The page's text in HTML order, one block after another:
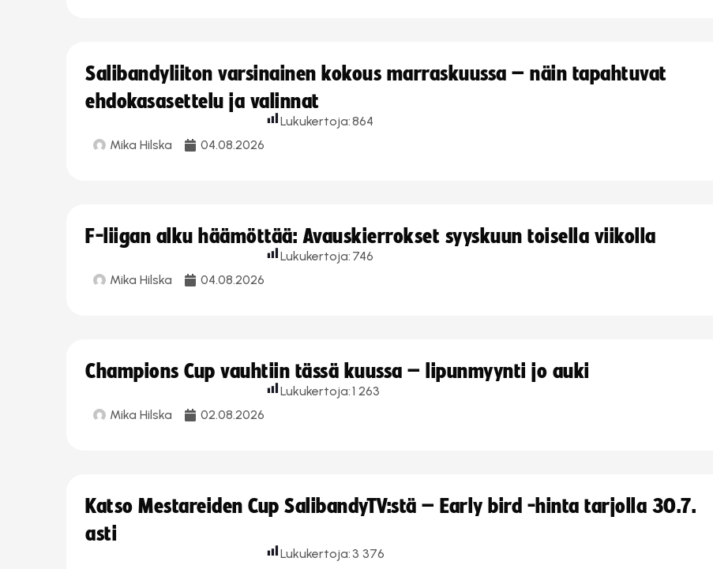
Salibandyliiton varsinainen kokous marraskuussa – näin tapahtuvat
ehdokasasettelu ja valinnat
Mika Hilska 04.08.2026
Lukukertoja:864
F-liigan alku häämöttää: Avauskierrokset syyskuun toisella viikolla
Mika Hilska 04.08.2026
Lukukertoja: 746
Champions Cup vauhtiin tässä kuussa – lipunmyynti jo auki
Mika Hilska 02.08.2026
Lukukertoja:1 263
Katso Mestareiden Cup SalibandyTV:stä – Early bird -hinta tarjolla 30.7.
asti
Lukukertoja: 3 376